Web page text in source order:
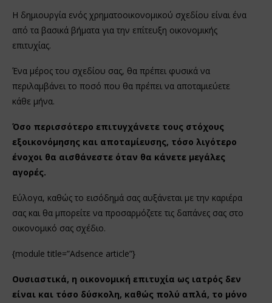
Η δημιουργία ενός χρηματοοικονομικού σχεδίου είναι ένα
από τα βασικά βήματα για την επίτευξη οικονομικής
επιτυχίας.
Ένα μέρος του σχεδίου σας, θα πρέπει φυσικά να
περιλαμβάνει το ποσό που θα πρέπει να αποταμιεύετε
κάθε μήνα.
Όσο περισσότερο επιτυγχάνετε τους στόχους
εξοικονόμησης και αποταμίευσης, τόσο λιγότερο
ένοχοι θα αισθάνεστε όταν θα κάνετε μεγάλες
αγορές.
Εύλογα, καθώς το εισόδημά σας αυξάνεται με την καριέρα
σας και θα μπορείτε να προσαρμόζετε τις δαπάνες σας στο
οικονομικό σας σχέδιο.
{module title=”Adsence article”}
Ουσιαστικά, η οικονομική επιτυχία ως ιατρός δεν
είναι και τόσο δύσκολη, καθώς πολύ απλά, το μόνο